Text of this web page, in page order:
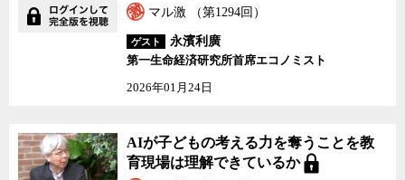
マル激 （第1294回）
ゲスト
永濱利廣
第一生命経済研究所首席エコノミスト
2026年01月24日
AIが子どもの考える力を奪うことを教
育現場は理解できているか